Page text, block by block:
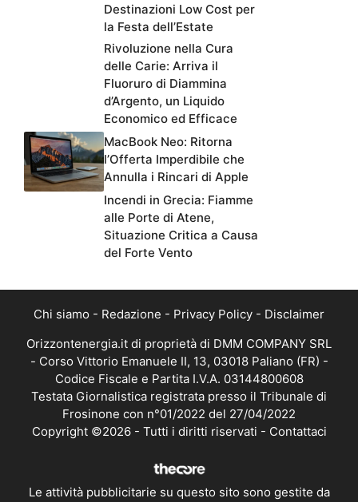
Destinazioni Low Cost per
la Festa dell’Estate
Rivoluzione nella Cura
delle Carie: Arriva il
Fluoruro di Diammina
d’Argento, un Liquido
Economico ed Efficace
MacBook Neo: Ritorna
l’Offerta Imperdibile che
Annulla i Rincari di Apple
Incendi in Grecia: Fiamme
alle Porte di Atene,
Situazione Critica a Causa
del Forte Vento
Chi siamo - Redazione - Privacy Policy - Disclaimer
Orizzontenergia.it di proprietà di DMM COMPANY SRL
- Corso Vittorio Emanuele II, 13, 03018 Paliano (FR) -
Codice Fiscale e Partita I.V.A. 03144800608
Testata Giornalistica registrata presso il Tribunale di
Frosinone con n°01/2022 del 27/04/2022
Copyright ©2026 - Tutti i diritti riservati - Contattaci
Le attività pubblicitarie su questo sito sono gestite da